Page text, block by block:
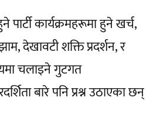
कार्यक्रमहरूमा हुने खर्च,
देखावटी शक्ति प्रदर्शन, र
चलाइने गुटगत
बारे पनि प्रश्न उठाएका छन्